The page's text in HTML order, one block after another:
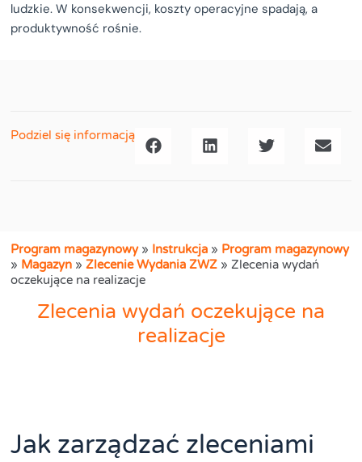
ludzkie. W konsekwencji, koszty operacyjne spadają, a
produktywność rośnie.
Podziel się informacją
Program magazynowy» Instrukcja » Program magazynowy
» Magazyn »Zlecenie Wydania ZWZ »Zlecenia wydań
oczekujące na realizacje
Zlecenia wydań oczekujące na
realizacje
Jak zarządzać zleceniami